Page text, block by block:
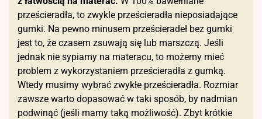
prześcieradła, to zwykle prześcieradła nieposiadające
gumki. Na pewno minusem prześcieradeł bez gumki
jest to, że czasem zsuwają się lub marszczą. Jeśli
jednak nie sypiamy na materacu, to możemy mieć
problem z wykorzystaniem prześcieradła z gumką.
Wtedy musimy wybrać zwykłe prześcieradła. Rozmiar
zawsze warto dopasować w taki sposób, by nadmian
podwinąć (jeśli mamy taką możliwość). Zbyt krótkie